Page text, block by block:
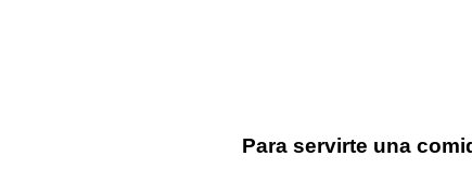
Para servirte una